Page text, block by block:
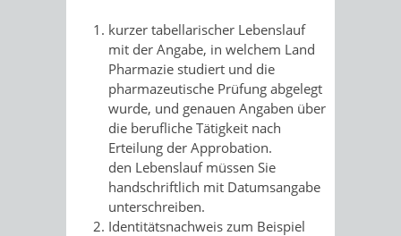
kurzer tabellarischer Lebenslauf
mit der Angabe, in welchem Land
Pharmazie studiert und die
pharmazeutische Prüfung abgelegt
wurde, und genauen Angaben über
die berufliche Tätigkeit nach
Erteilung der Approbation.
den Lebenslauf müssen Sie
handschriftlich mit Datumsangabe
unterschreiben.
Identitätsnachweis zum Beispiel